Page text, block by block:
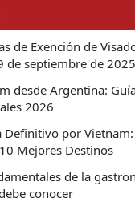
de Exención de
de septiembre de
desde Argentina:
2026
Definitivo por
Mejores Destinos
de la
conocer